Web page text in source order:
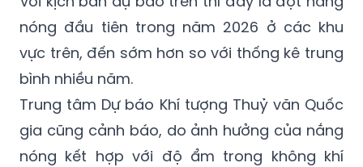
nóng đầu tiên trong năm 2026 ở các khu
vực trên, đến sớm hơn so với thống kê trung
bình nhiều năm.
Trung tâm Dự báo Khí tượng Thuỷ văn Quốc
gia cũng cảnh báo, do ảnh hưởng của nắng
nóng kết hợp với độ ẩm trong không khí